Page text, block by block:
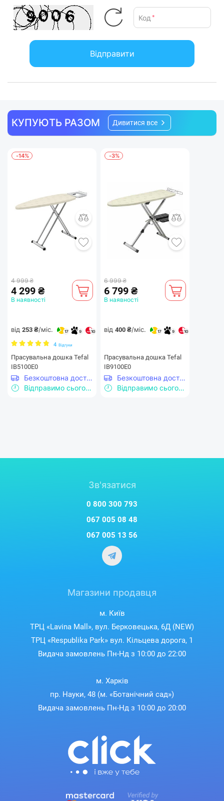
Код *
Відправити
КУПУЮТЬ РАЗОМ Дивитися все
-14%
4 999 ₴
4 299 ₴
В наявності
від 253 ₴/міс. 17 9 10
4 Відгуки
Прасувальна дошка Tefal
IB5100E0
Безкоштовна доставка
Відправимо сьогодні
-3%
6 999 ₴
6 799 ₴
В наявності
від 400 ₴/міс. 17 9 10
Прасувальна дошка Tefal
IB9100E0
Безкоштовна доставка
Відправимо сьогодні
Зв'язатися
0 800 300 793
067 005 08 48
067 005 13 56
Магазини продавця
м. Київ
ТРЦ «Lavina Mall», вул. Берковецька, 6Д (NEW)
ТРЦ «Respublika Park» вул. Кільцева дорога, 1
Видача замовлень Пн-Нд з 10:00 до 22:00
м. Харків
пр. Науки, 48 (м. «Ботанічний сад»)
Видача замовлень Пн-Нд з 10:00 до 20:00